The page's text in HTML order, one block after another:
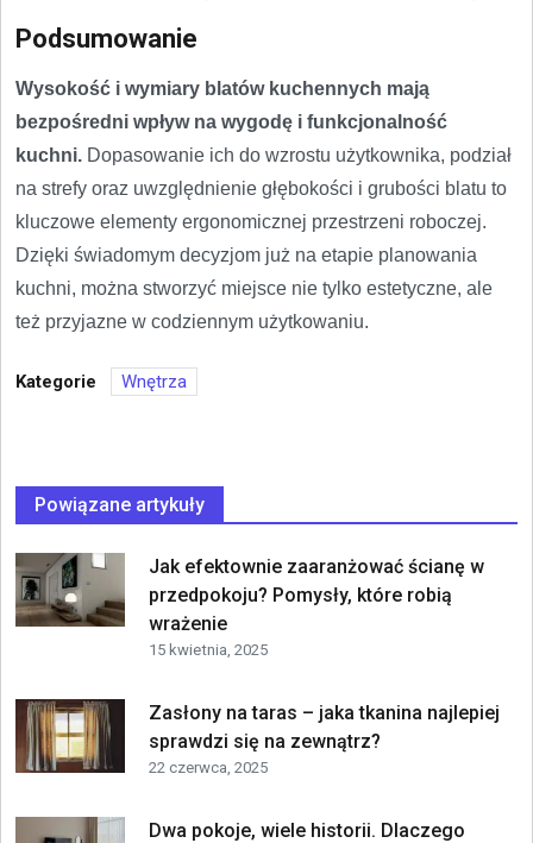
Podsumowanie
Wysokość i wymiary blatów kuchennych mają
bezpośredni wpływ na wygodę i funkcjonalność
kuchni. Dopasowanie ich do wzrostu użytkownika, podział
na strefy oraz uwzględnienie głębokości i grubości blatu to
kluczowe elementy ergonomicznej przestrzeni roboczej.
Dzięki świadomym decyzjom już na etapie planowania
kuchni, można stworzyć miejsce nie tylko estetyczne, ale
też przyjazne w codziennym użytkowaniu.
Kategorie Wnętrza
Powiązane artykuły
Jak efektownie zaaranżować ścianę w
przedpokoju? Pomysły, które robią
wrażenie
15 kwietnia, 2025
Zasłony na taras – jaka tkanina najlepiej
sprawdzi się na zewnątrz?
22 czerwca, 2025
Dwa pokoje, wiele historii. Dlaczego